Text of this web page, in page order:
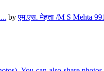
byएम.एस. मेहता /M S Mehta